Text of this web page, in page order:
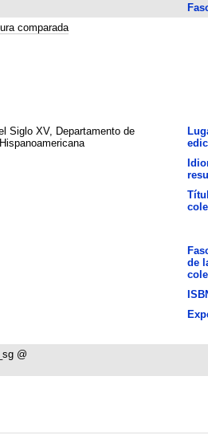
comparada
Siglo XV, Departamento de
de
@